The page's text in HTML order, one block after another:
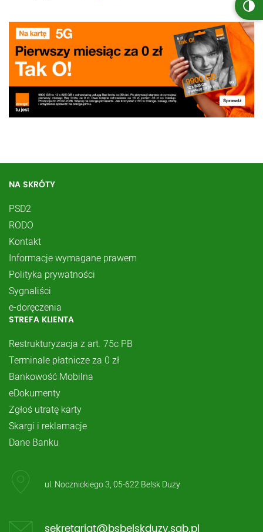
NA SKRÓTY
PSD2
RODO
Kontakt
Informacje wymagane prawem
Polityka prywatności
Sygnaliści
e-doręczenia
STREFA KLIENTA
Restrukturyzacja z art. 75c PB
Terminale płatnicze za 0 zł
Bankowość Mobilna
eDokumenty
Zgłoś utratę karty
Skargi i reklamacje
Dane Banku
ul. Nocznickiego 3, 05-622 Belsk Duży
sekretariat@bsbelskduzy.sgb.pl